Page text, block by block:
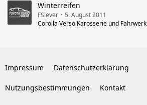
Winterreifen
FSiever
5. August 2011
Corolla Verso Karosserie und Fahrwerk
Impressum Datenschutzerklärung
Nutzungsbestimmungen Kontakt